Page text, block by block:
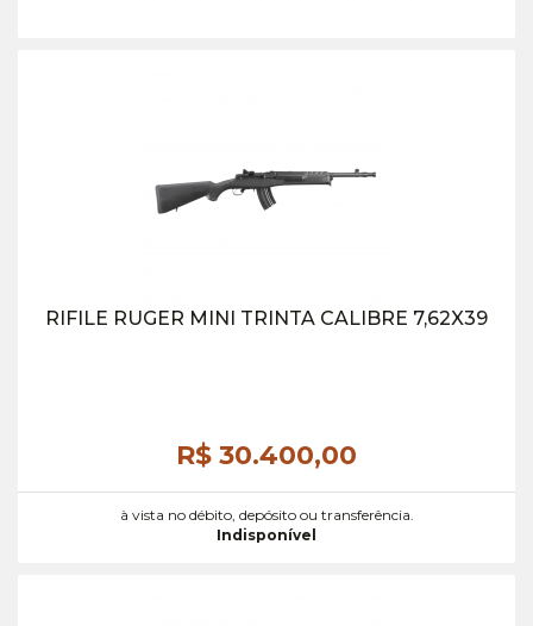
RIFILE RUGER MINI TRINTA CALIBRE 7,62X39
R$ 30.400,00
à vista no débito, depósito ou transferência.
Indisponível